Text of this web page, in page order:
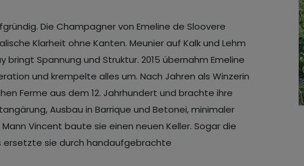
Die Champagner von Emeline de Sloovere
Klarheit ohne Kanten. Meunier auf Kalk und Lehm
bringt Spannung und Struktur. 2015 übernahm Emeline
und krempelte alles um. Nach Jahren als Winzerin
Ferme aus dem 12. Jahrhundert und brachte ihre
Ausbau in Barrique und Betonei, minimaler
Vincent baute sie einen neuen Keller. Sogar die
ersetzte sie durch handaufgebrachte